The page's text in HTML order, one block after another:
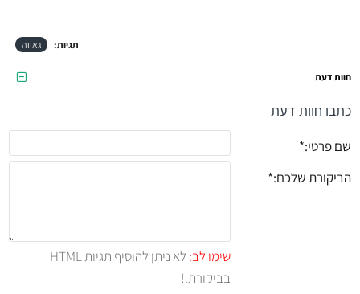
תגיות: גאווה
חוות דעת
כתבו חוות דעת
שם פרטי:
הביקורת שלכם:
שימו לב:
לא ניתן להוסיף תגיות HTML
בביקורת.!